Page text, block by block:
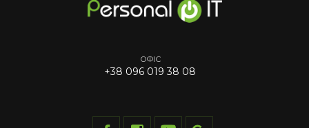
ОФІС
+38 096 019 38 08